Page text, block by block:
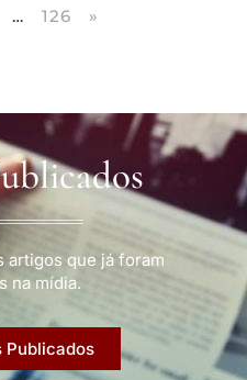
… 126 »
artigos que já foram
na mídia.
Publicados